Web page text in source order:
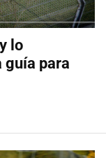
lo
guía para